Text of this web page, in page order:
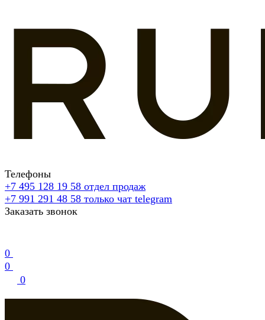
Телефоны
+7 495 128 19 58 отдел продаж
+7 991 291 48 58 только чат telegram
Заказать звонок
0
0
0